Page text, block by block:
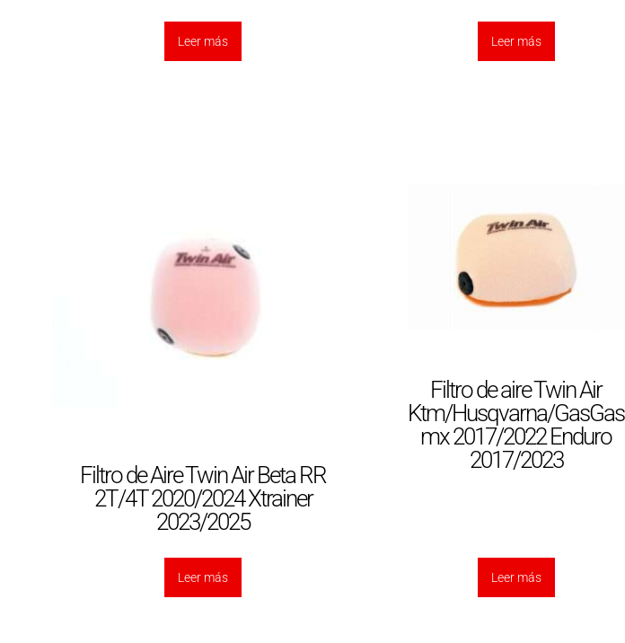
Leer más Leer más
Filtro de Aire Twin Air Beta RR
2T/4T 2020/2024 Xtrainer
2023/2025
Leer más
Filtro de aire Twin Air
Ktm/Husqvarna/GasGas
mx 2017/2022 Enduro
2017/2023
Leer más